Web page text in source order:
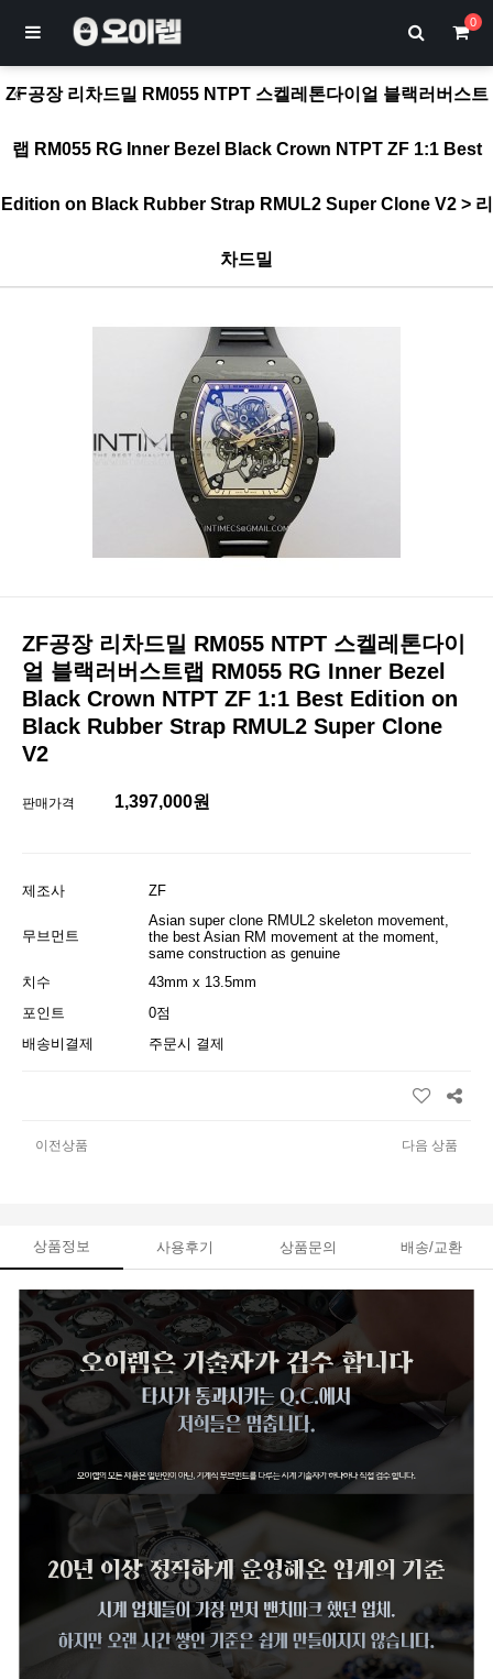
0
ZF공장 리차드밀 RM055 NTPT 스켈레톤다이얼 블랙러버스트
랩 RM055 RG Inner Bezel Black Crown NTPT ZF 1:1 Best
Edition on Black Rubber Strap RMUL2 Super Clone V2 > 리
차드밀
ZF공장 리차드밀 RM055 NTPT 스켈레톤다이
얼 블랙러버스트랩 RM055 RG Inner Bezel
Black Crown NTPT ZF 1:1 Best Edition on
Black Rubber Strap RMUL2 Super Clone
V2
판매가격 1,397,000원
제조사 ZF
무브먼트
Asian super clone RMUL2 skeleton movement,
the best Asian RM movement at the moment,
same construction as genuine
치수
43mm x 13.5mm
포인트
0점
배송비결제
주문시 결제
이전상품 다음 상품
상품정보 사용후기 상품문의 배송/교환